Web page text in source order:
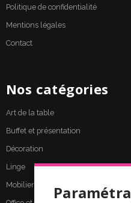
Politique de confidentialité
Mentions légales
Contact
Nos catégories
Art de la table
Buffet et présentation
Décoration
Linge
Mobilier